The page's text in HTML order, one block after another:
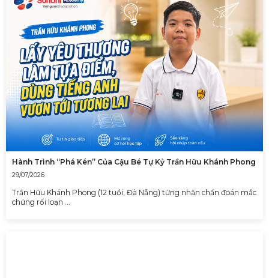
Hành Trình “Phá Kén” Của Cậu Bé Tự Kỷ Trần Hữu Khánh Phong
29/07/2026
Trần Hữu Khánh Phong (12 tuổi, Đà Nẵng) từng nhận chẩn đoán mắc
chứng rối loạn …